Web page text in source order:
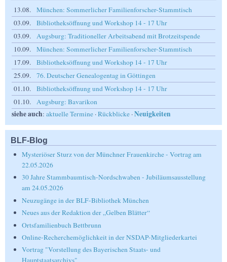
13.08.
München: Sommerlicher Familienforscher-Stammtisch
03.09.
Bibliotheksöffnung und Workshop 14 - 17 Uhr
03.09.
Augsburg: Traditioneller Arbeitsabend mit Brotzeitspende
10.09.
München: Sommerlicher Familienforscher-Stammtisch
17.09.
Bibliotheksöffnung und Workshop 14 - 17 Uhr
25.09.
76. Deutscher Genealogentag in Göttingen
01.10.
Bibliotheksöffnung und Workshop 14 - 17 Uhr
01.10.
Augsburg: Bavarikon
siehe auch: aktuelle Termine ·Rückblicke ·Neuigkeiten
BLF-Blog
Mysteriöser Sturz von der Münchner Frauenkirche - Vortrag am
22.05.2026
30 Jahre Stammbaumtisch-Nordschwaben - Jubiläumsausstellung
am 24.05.2026
Neuzugänge in der BLF-Bibliothek München
Neues aus der Redaktion der „Gelben Blätter“
Ortsfamilienbuch Bettbrunn
Online-Recherchemöglichkeit in der NSDAP-Mitgliederkartei
Vortrag "Vorstellung des Bayerischen Staats- und
Hauptstaatsarchivs"